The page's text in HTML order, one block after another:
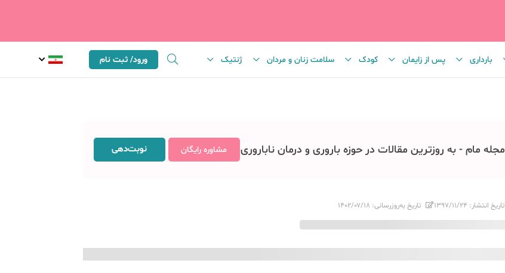
بارداری پس از زایمان کودک سلامت زنان و مردان ژنتیک ورود/ ثبت نام
مجله مام - به روزترین مقالات در حوزه باروری و درمان ناباروری مشاوره رایگان نوبت‌دهی
تاریخ انتشار: ۱۳۹۷/۱۱/۲۴ تاریخ به‌روزرسانی: ۱۴۰۲/۰۷/۱۸